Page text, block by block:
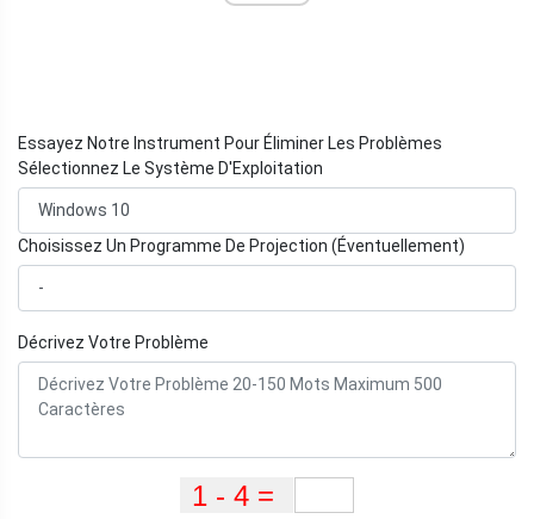
Essayez Notre Instrument Pour Éliminer Les Problèmes
Sélectionnez Le Système D'Exploitation
Choisissez Un Programme De Projection (Éventuellement)
Décrivez Votre Problème